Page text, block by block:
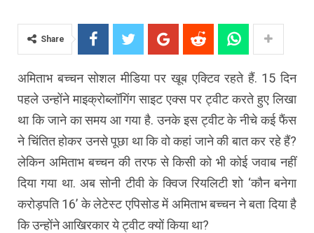
Share
अमिताभ बच्चन सोशल मीडिया पर खूब एक्टिव रहते हैं. 15 दिन
पहले उन्होंने माइक्रोब्लॉगिंग साइट एक्स पर ट्वीट करते हुए लिखा
था कि जाने का समय आ गया है. उनके इस ट्वीट के नीचे कई फैंस
ने चिंतित होकर उनसे पूछा था कि वो कहां जाने की बात कर रहे हैं?
लेकिन अमिताभ बच्चन की तरफ से किसी को भी कोई जवाब नहीं
दिया गया था. अब सोनी टीवी के क्विज रियलिटी शो ‘कौन बनेगा
करोड़पति 16’ के लेटेस्ट एपिसोड में अमिताभ बच्चन ने बता दिया है
कि उन्होंने आखिरकार ये ट्वीट क्यों किया था?